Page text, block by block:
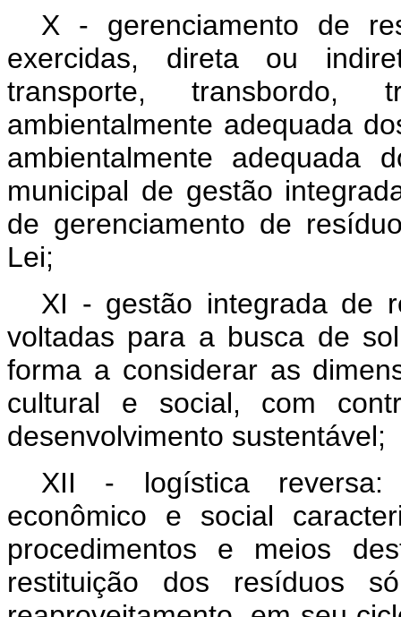
X - gerenciamento de
exercidas, direta ou
transporte, transbordo,
ambientalmente adequada
ambientalmente adequada
municipal de gestão
de gerenciamento de
Lei;
XI - gestão integrada de
voltadas para a busca de
forma a considerar as
cultural e social, com
desenvolvimento sustentável;
XII - logística reversa:
econômico e social
procedimentos e meios
restituição dos resíduos